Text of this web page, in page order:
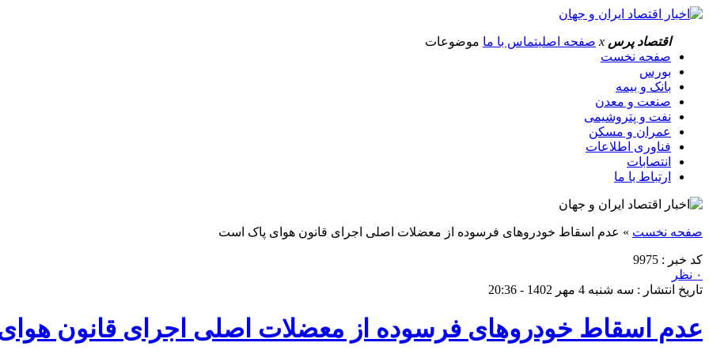
اقتصاد پرس x صفحه اصلیتماس با ما موضوعات
صفحه نخست
بورس
بانک و بیمه
صنعت و معدن
نفت و پتروشیمی
عمران و مسکن
فناوری اطلاعات
انتصابات
ارتباط با ما
صفحه نخست » عدم اسقاط خودروهای فرسوده از معضلات اصلی اجرای قانون هوای پاک است
کد خبر : 9975
۰ نظر
تاریخ انتشار : سه شنبه 4 مهر 1402 - 20:36
عدم اسقاط خودروهای فرسوده از معضلات اصلی اجرای قانون